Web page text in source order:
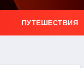
ПУТЕШЕСТВИЯ